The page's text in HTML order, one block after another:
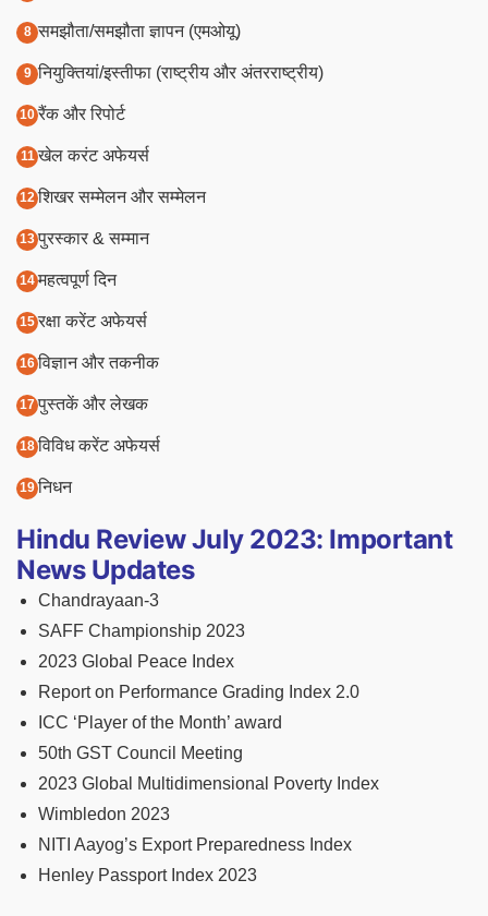
समझौता/समझौता ज्ञापन (एमओयू)
नियुक्तियां/इस्तीफा (राष्ट्रीय और अंतरराष्ट्रीय)
रैंक और रिपोर्ट
खेल करंट अफेयर्स
शिखर सम्मेलन और सम्मेलन
पुरस्कार & सम्मान
महत्वपूर्ण दिन
रक्षा करेंट अफेयर्स
विज्ञान और तकनीक
पुस्तकें और लेखक
विविध करेंट अफेयर्स
निधन
Hindu Review July 2023: Important
News Updates
Chandrayaan-3
SAFF Championship 2023
2023 Global Peace Index
Report on Performance Grading Index 2.0
ICC ‘Player of the Month’ award
50th GST Council Meeting
2023 Global Multidimensional Poverty Index
Wimbledon 2023
NITI Aayog’s Export Preparedness Index
Henley Passport Index 2023